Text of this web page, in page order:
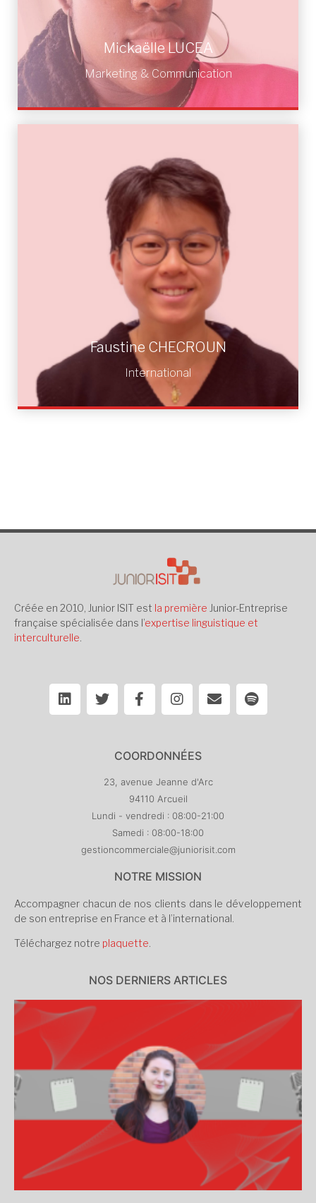
Mickaëlle LUCEA
Marketing & Communication
Mickaëlle LUCEA
Marketing & Communication
Faustine CHECROUN
International
Faustine Checroun
International
Créée en 2010, Junior ISIT est la première Junior-Entreprise
française spécialisée dans l’expertise linguistique et
interculturelle
COORDONNÉES
23, avenue Jeanne d'Arc
94110 Arcueil
Lundi - vendredi : 08:00-21:00
Samedi : 08:00-18:00
gestioncommerciale@juniorisit.com
NOTRE MISSION
Accompagner chacun de nos clients dans le développement
de son entreprise en France et à l’international.
Téléchargez notre plaquette
NOS DERNIERS ARTICLES